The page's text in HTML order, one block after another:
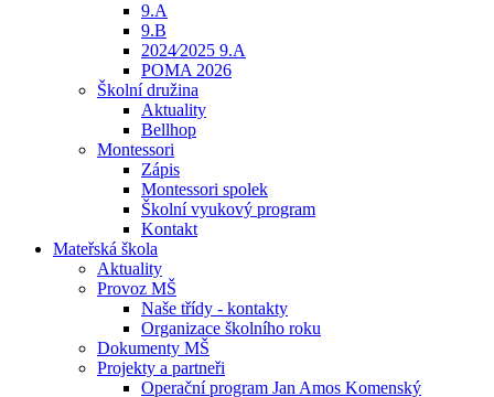
9.A
9.B
2024⁄2025 9.A
POMA 2026
Školní družina
Aktuality
Bellhop
Montessori
Zápis
Montessori spolek
Školní vyukový program
Kontakt
Mateřská škola
Aktuality
Provoz MŠ
Naše třídy - kontakty
Organizace školního roku
Dokumenty MŠ
Projekty a partneři
Operační program Jan Amos Komenský